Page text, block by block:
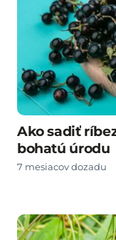
Ako sadiť
bohatú úrodu
7 mesiacov dozadu